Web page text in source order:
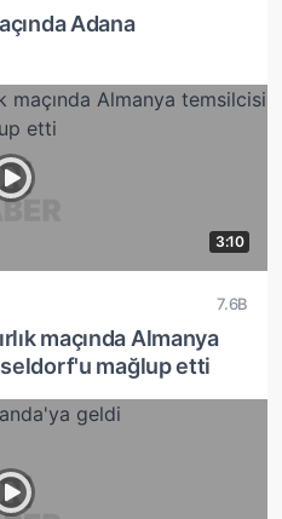
Adana
3:10
7.6B
maçında Almanya
mağlup etti